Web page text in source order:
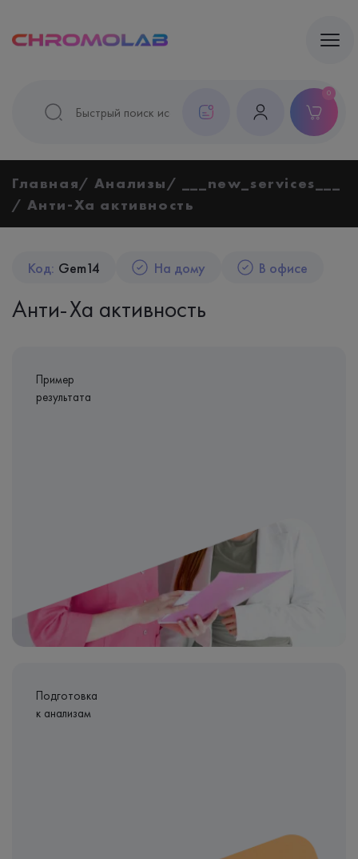
0
Главная Анализы
___new_services___
Анти-Ха активность
Код: Gem14 На дому В офисе
Анти-Ха активность
Пример
результата
Подготовка
к анализам